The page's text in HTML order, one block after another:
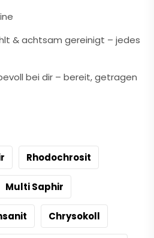
& achtsam gereinigt – jedes
bei dir – bereit, getragen
Rhodochrosit
Multi Saphir
Chrysokoll